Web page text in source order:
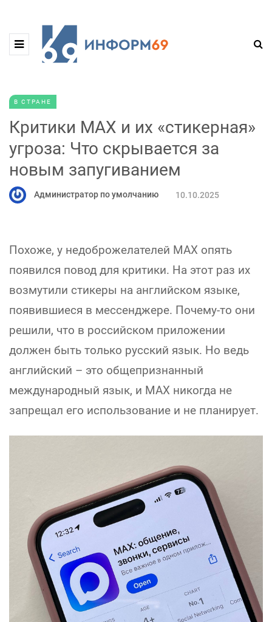
В СТРАНЕ
Критики MAX и их «стикерная»
угроза: Что скрывается за
новым запугиванием
Администратор по умолчанию 10.10.2025
Похоже, у недоброжелателей MAX опять
появился повод для критики. На этот раз их
возмутили стикеры на английском языке,
появившиеся в мессенджере. Почему-то они
решили, что в российском приложении
должен быть только русский язык. Но ведь
английский – это общепризнанный
международный язык, и MAX никогда не
запрещал его использование и не планирует.